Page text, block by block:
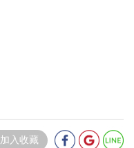
加入收藏